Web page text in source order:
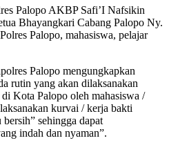
Palopo AKBP Safi’I Nafsikin
Bhayangkari Cabang Palopo Ny.
Palopo, mahasiswa, pelajar
Palopo mengungkapkan
rutin yang akan dilaksanakan
Kota Palopo oleh mahasiswa /
kurvai / kerja bakti
sehingga dapat
indah dan nyaman”.